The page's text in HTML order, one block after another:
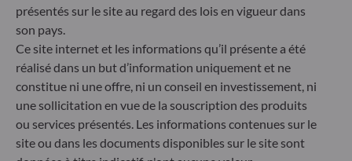
ODDO BHF Asset Management SAS*
12 boulevard de la Madeleine
75440 Paris Cedex 09
France
présentés sur le site au regard des lois en vigueur dans
son pays.
Ce site internet et les informations qu’il présente a été
réalisé dans un but d’information uniquement et ne
constitue ni une offre, ni un conseil en investissement, ni
une sollicitation en vue de la souscription des produits
ou services présentés. Les informations contenues sur le
site ou dans les documents disponibles sur le site sont